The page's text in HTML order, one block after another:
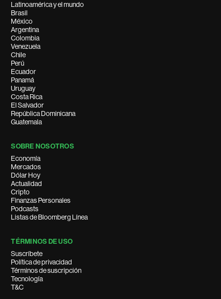
Latinoamérica y el mundo
Brasil
México
Argentina
Colombia
Venezuela
Chile
Perú
Ecuador
Panamá
Uruguay
Costa Rica
El Salvador
República Dominicana
Guatemala
SOBRE NOSOTROS
Economía
Mercados
Dólar Hoy
Actualidad
Cripto
Finanzas Personales
Podcasts
Listas de Bloomberg Línea
TÉRMINOS DE USO
Suscríbete
Política de privacidad
Términos de suscripción
Tecnología
T&C